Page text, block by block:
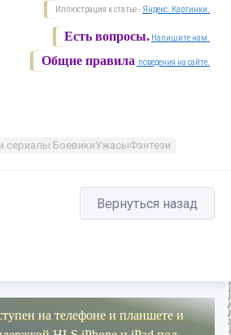
Иллюстрация к статье - Яндекс. Картинки.
Есть вопросы. Напишите нам.
Общие правила поведения на сайте.
сериалы БоевикиУжасыФэнтези
Вернуться назад
на телефоне и планшете и